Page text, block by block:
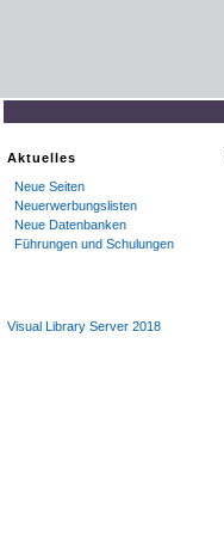
Aktuelles
Neue Seiten
Neuerwerbungslisten
Neue Datenbanken
Führungen und Schulungen
Visual Library Server 2018